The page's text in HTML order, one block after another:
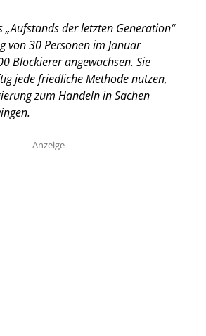
„Aufstands der letzten Generation“
von 30 Personen im Januar
Blockierer angewachsen. Sie
jede friedliche Methode nutzen,
zum Handeln in Sachen
Anzeige